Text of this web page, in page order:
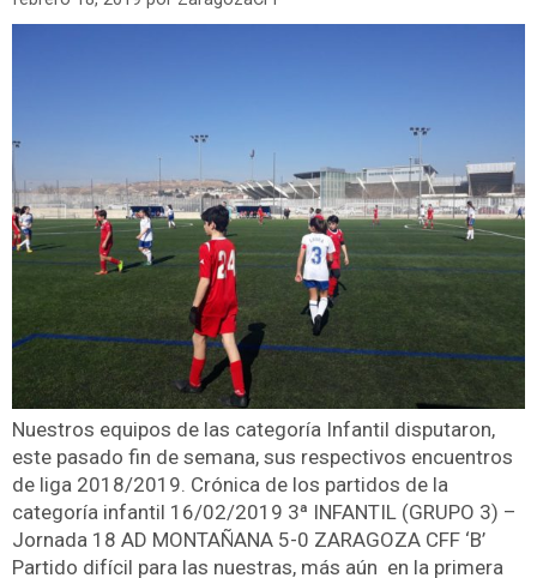
Nuestros equipos de las categoría Infantil disputaron,
este pasado fin de semana, sus respectivos encuentros
de liga 2018/2019. Crónica de los partidos de la
categoría infantil 16/02/2019 3ª INFANTIL (GRUPO 3) –
Jornada 18 AD MONTAÑANA 5-0 ZARAGOZA CFF ‘B’
Partido difícil para las nuestras, más aún en la primera